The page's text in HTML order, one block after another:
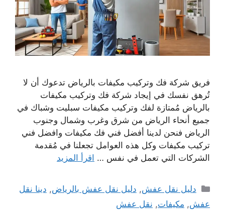
فريق شركة فك وتركيب مكيفات بالرياض تدعوك أن لا
تُرهق نفسك في إيجاد شركة فك وتركيب مكيفات
بالرياض مُمتازة لفك وتركيب مكيفات سبليت وشباك في
جميع أنحاء الرياض من شرق وغرب وشمال وجنوب
الرياض فنحن لدينا أفضل فني فك مكيفات وافضل فني
تركيب مكيفات وكل هذه العوامل تجعلنا في مُقدمة
الشركات التي تعمل في نفس … اقرأ المزيد
التصنيفات
دليل نقل عفش, دليل نقل عفش بالرياض, دينا نقل
عفش, مكيفات, نقل عفش